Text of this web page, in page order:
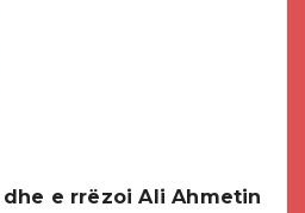
e rrëzoi Ali Ahmetin